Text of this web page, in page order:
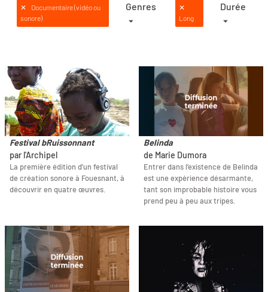
✕
Documentaire (vidéo ou
sonore)
Genres
✕
Long
Durée
Festival bRuissonnant
par l'Archipel
La première édition d'un festival
de création sonore à Fouesnant, à
découvrir en quatre œuvres.
Belinda
de Marie Dumora
Entrer dans l’existence de Belinda
est une expérience désarmante,
tant son improbable histoire vous
prend peu à peu aux tripes.